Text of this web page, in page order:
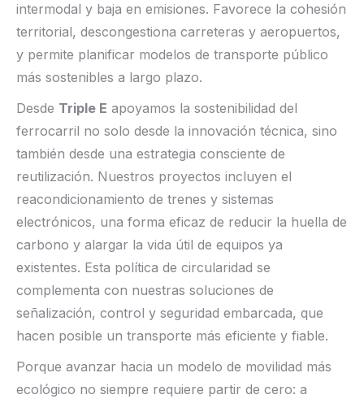
intermodal y baja en emisiones. Favorece la cohesión
territorial, descongestiona carreteras y aeropuertos,
y permite planificar modelos de transporte público
más sostenibles a largo plazo.
Desde Triple E apoyamos la sostenibilidad del
ferrocarril no solo desde la innovación técnica, sino
también desde una estrategia consciente de
reutilización. Nuestros proyectos incluyen el
reacondicionamiento de trenes y sistemas
electrónicos, una forma eficaz de reducir la huella de
carbono y alargar la vida útil de equipos ya
existentes. Esta política de circularidad se
complementa con nuestras soluciones de
señalización, control y seguridad embarcada, que
hacen posible un transporte más eficiente y fiable.
Porque avanzar hacia un modelo de movilidad más
ecológico no siempre requiere partir de cero: a